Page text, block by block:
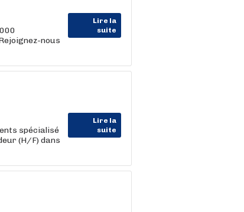
Lire la
suite
nous
Lire la
suite
spécialisé
(H/F) dans